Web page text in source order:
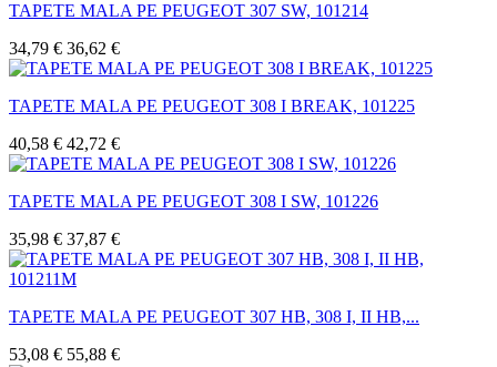
TAPETE MALA PE PEUGEOT 307 SW, 101214
34,79 € 36,62 €
TAPETE MALA PE PEUGEOT 308 I BREAK, 101225
40,58 € 42,72 €
TAPETE MALA PE PEUGEOT 308 I SW, 101226
35,98 € 37,87 €
TAPETE MALA PE PEUGEOT 307 HB, 308 I, II HB,...
53,08 € 55,88 €